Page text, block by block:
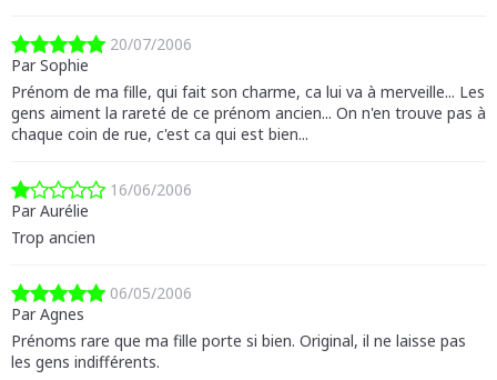
20/07/2006
Par Sophie
Prénom de ma fille, qui fait son charme, ca lui va à merveille... Les
gens aiment la rareté de ce prénom ancien... On n'en trouve pas à
chaque coin de rue, c'est ca qui est bien...
16/06/2006
Par Aurélie
Trop ancien
06/05/2006
Par Agnes
Prénoms rare que ma fille porte si bien. Original, il ne laisse pas
les gens indifférents.